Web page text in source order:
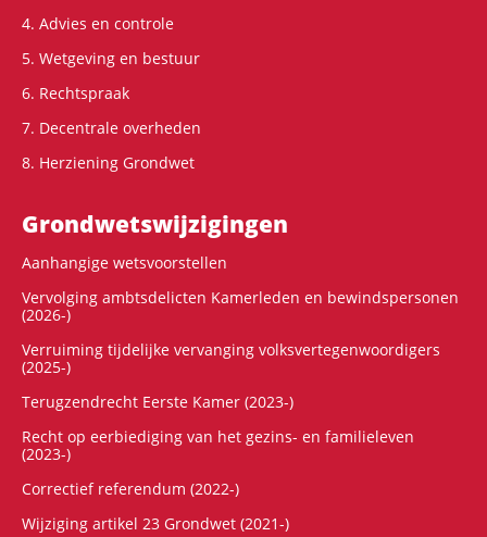
4. Advies en controle
5. Wetgeving en bestuur
6. Rechtspraak
7. Decentrale overheden
8. Herziening Grondwet
Grondwets­wijzigingen
Aanhangige wetsvoorstellen
Vervolging ambtsdelicten Kamerleden en bewindspersonen
(2026-)
Verruiming tijdelijke vervanging volksvertegenwoordigers
(2025-)
Terugzendrecht Eerste Kamer (2023-)
Recht op eerbiediging van het gezins- en familieleven
(2023-)
Correctief referendum (2022-)
Wijziging artikel 23 Grondwet (2021-)